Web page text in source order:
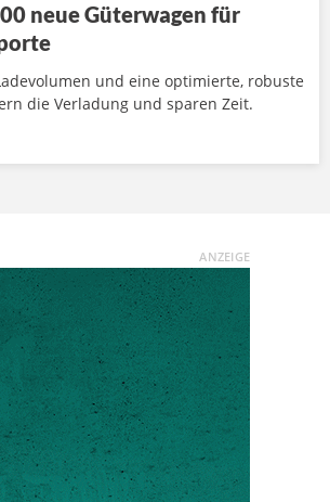
neue Güterwagen für
und eine optimierte, robuste
die Verladung und sparen Zeit.
ANZEIGE